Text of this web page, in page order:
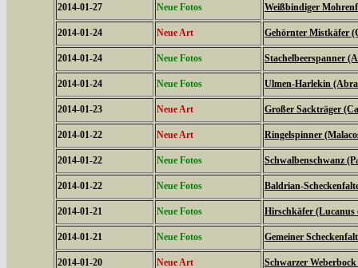
2014-01-27 Neue Fotos Weißbindiger
2014-01-24 Neue Art Gehörnter Mistkäfer
2014-01-24 Neue Fotos Stachelbeerspanner
2014-01-24 Neue Fotos Ulmen-Harlekin
2014-01-23 Neue Art Großer Sackträger
2014-01-22 Neue Art Ringelspinner
2014-01-22 Neue Fotos Schwalbenschwanz
2014-01-22 Neue Fotos Baldrian-
2014-01-21 Neue Fotos Hirschkäfer (Lucanus
2014-01-21 Neue Fotos Gemeiner
2014-01-20 Neue Art Schwarzer